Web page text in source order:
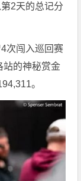
2天的总记分
次闯入巡回赛
站的神秘赏金
。